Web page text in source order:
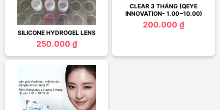
SILICONE HYDROGEL LENS
250.000 ₫
CLEAR 3 THÁNG (QEYE
INNOVATION- 1.00~10.00)
200.000 ₫